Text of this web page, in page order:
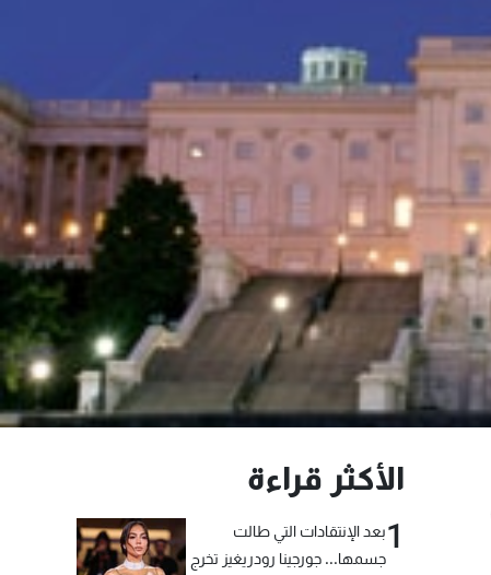
الأكثر قراءة
1بعد الإنتقادات التي طالت
جسمها... جورجينا رودريغيز تخرج